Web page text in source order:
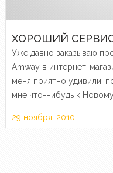
Уже давно заказываю
Amway в интернет-
меня приятно удивили,
мне что-нибудь к
29 ноября, 2010